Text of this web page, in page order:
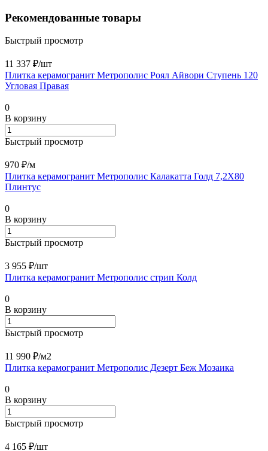
Рекомендованные товары
Быстрый просмотр
11 337 ₽/шт
Плитка керамогранит Метрополис Роял Айвори Ступень 120
Угловая Правая
0
В корзину
Быстрый просмотр
970 ₽/м
Плитка керамогранит Метрополис Калакатта Голд 7,2X80
Плинтус
0
В корзину
Быстрый просмотр
3 955 ₽/шт
Плитка керамогранит Метрополис стрип Колд
0
В корзину
Быстрый просмотр
11 990 ₽/м2
Плитка керамогранит Метрополис Дезерт Беж Мозаика
0
В корзину
Быстрый просмотр
4 165 ₽/шт